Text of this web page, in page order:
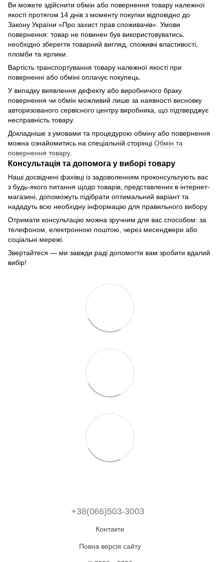
Ви можете здійснити обмін або повернення товару належної
якості протягом 14 днів з моменту покупки відповідно до
Закону України «Про захист прав споживачів». Умови
повернення: товар не повинен був використовуватись,
необхідно зберегти товарний вигляд, споживчі властивості,
пломби та ярлики.
Вартість транспортування товару належної якості при
поверненні або обміні оплачує покупець.
У випадку виявлення дефекту або виробничого браку
повернення чи обмін можливий лише за наявності висновку
авторизованого сервісного центру виробника, що підтверджує
несправність товару.
Докладніше з умовами та процедурою обміну або повернення
можна ознайомитись на спеціальній сторінці Обмін та
повернення товару.
Консультація та допомога у виборі товару
Наші досвідчені фахівці із задоволенням проконсультують вас
з будь-якого питання щодо товарів, представлених в інтернет-
магазині, допоможуть підібрати оптимальний варіант та
нададуть всю необхідну інформацію для правильного вибору.
Отримати консультацію можна зручним для вас способом: за
телефоном, електронною поштою, через месенджери або
соціальні мережі.
Звертайтеся — ми завжди раді допомогти вам зробити вдалий
вибір!
+38(066)503-3003
Контакти
Повна версія сайту